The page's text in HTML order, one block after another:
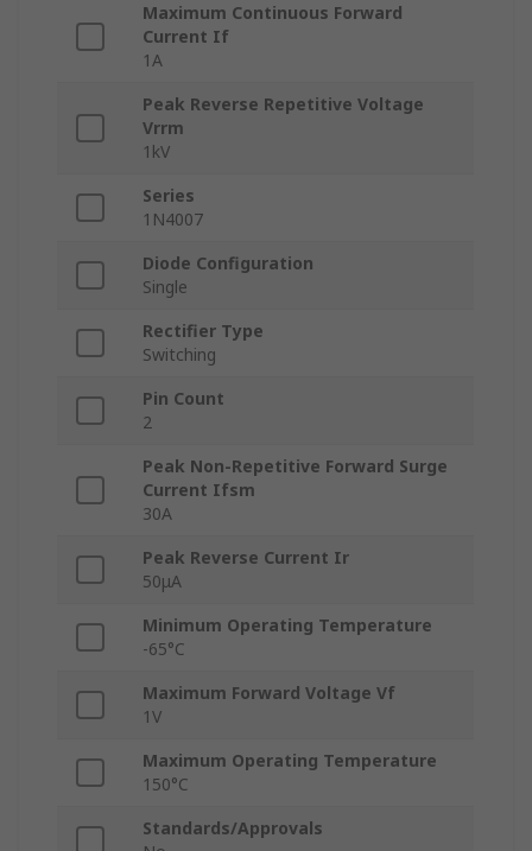
Maximum Continuous Forward
Current If
1A
Peak Reverse Repetitive Voltage
Vrrm
1kV
Series
1N4007
Diode Configuration
Single
Rectifier Type
Switching
Pin Count
2
Peak Non-Repetitive Forward Surge
Current Ifsm
30A
Peak Reverse Current Ir
50μA
Minimum Operating Temperature
-65°C
Maximum Forward Voltage Vf
1V
Maximum Operating Temperature
150°C
Standards/Approvals